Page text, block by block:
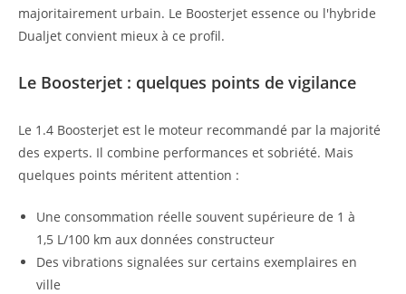
majoritairement urbain. Le Boosterjet essence ou l'hybride
Dualjet convient mieux à ce profil.
Le Boosterjet : quelques points de vigilance
Le 1.4 Boosterjet est le moteur recommandé par la majorité
des experts. Il combine performances et sobriété. Mais
quelques points méritent attention :
Une consommation réelle souvent supérieure de 1 à
1,5 L/100 km aux données constructeur
Des vibrations signalées sur certains exemplaires en
ville